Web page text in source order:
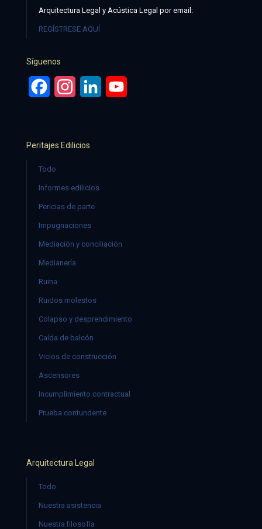
Arquitectura Legal y Acústica Legal por email:
REGÍSTRESE AQUÍ
Síguenos
FacebookInstagramLinkedIn
Peritajes Edilicios
Todo
Informes edilicios
Pericias de parte
Impugnaciones
Mediación y conciliación
Medianería
Ruina
Ruidos molestos
Colapso y desprendimiento
Caída de balcón
Vicios de construcción
Ascensores
Incumplimiento contractual
Prueba contundente
Arquitectura Legal
Todo
Nuestra asistencia
Nuestra filosofía